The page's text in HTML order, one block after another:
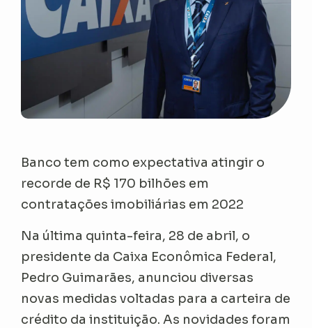
Banco tem como expectativa atingir o
recorde de R$ 170 bilhões em
contratações imobiliárias em 2022
Na última quinta-feira, 28 de abril, o
presidente da Caixa Econômica Federal,
Pedro Guimarães, anunciou diversas
novas medidas voltadas para a carteira de
crédito da instituição. As novidades foram